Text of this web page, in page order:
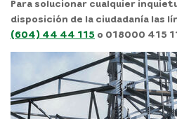
Para solucionar cualquier
disposición de la ciudadanía las
(604) 44 44 115 o 018000 415